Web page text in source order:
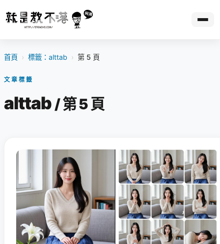
首頁 › 標籤：alttab › 第 5 頁
文章標籤
alttab / 第 5 頁